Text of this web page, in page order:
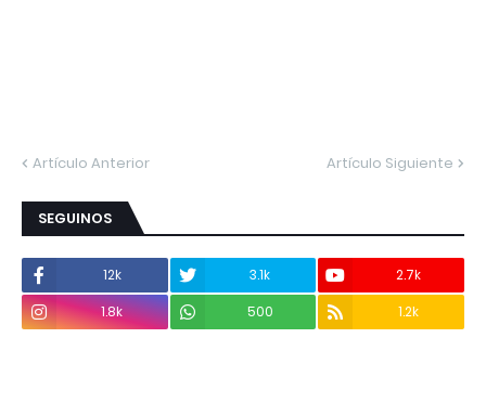
Artículo Anterior Artículo Siguiente
SEGUINOS
12k 3.1k
2.7k
1.8k
500 1.2k